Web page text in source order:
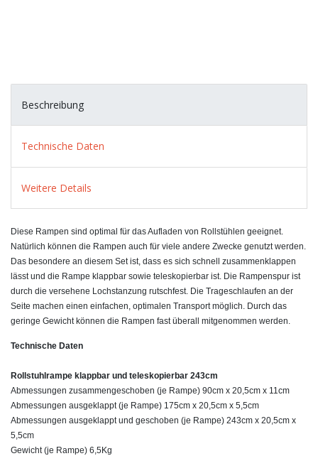
Beschreibung
Technische Daten
Weitere Details
Diese Rampen sind optimal für das Aufladen von Rollstühlen geeignet.
Natürlich können die Rampen auch für viele andere Zwecke genutzt werden.
Das besondere an diesem Set ist, dass es sich schnell zusammenklappen
lässt und die Rampe klappbar sowie teleskopierbar ist. Die Rampenspur ist
durch die versehene Lochstanzung rutschfest. Die Trageschlaufen an der
Seite machen einen einfachen, optimalen Transport möglich. Durch das
geringe Gewicht können die Rampen fast überall mitgenommen werden.
Technische Daten
Rollstuhlrampe klappbar und teleskopierbar 243cm
Abmessungen zusammengeschoben (je Rampe) 90cm x 20,5cm x 11cm
Abmessungen ausgeklappt (je Rampe) 175cm x 20,5cm x 5,5cm
Abmessungen ausgeklappt und geschoben (je Rampe) 243cm x 20,5cm x
5,5cm
Gewicht (je Rampe) 6,5Kg